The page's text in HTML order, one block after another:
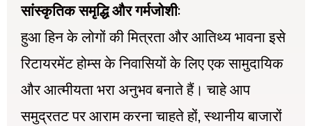
सांस्कृतिक समृद्धि और गर्मजोशी:
हुआ हिन के लोगों की मित्रता और आतिथ्य भावना इसे
रिटायरमेंट होम्स के निवासियों के लिए एक सामुदायिक
और आत्मीयता भरा अनुभव बनाते हैं। चाहे आप
समुद्रतट पर आराम करना चाहते हों,स्थानीय बाजारों